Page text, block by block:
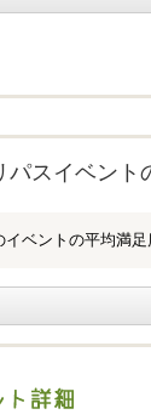
パスイベント
イベントの平均満足